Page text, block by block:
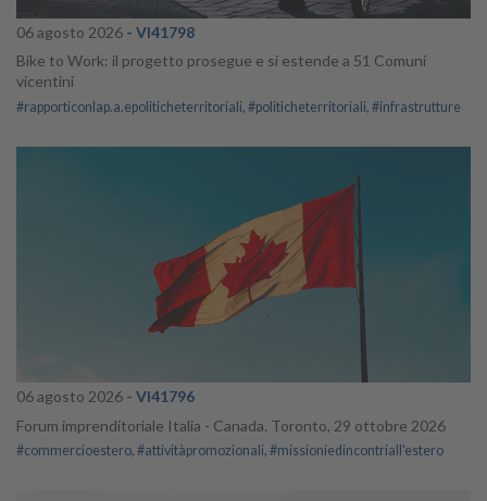
06 agosto 2026 - VI41798
Bike to Work: il progetto prosegue e si estende a 51 Comuni
vicentini
#rapporticonlap.a.epoliticheterritoriali #politicheterritoriali #infrastrutture
06 agosto 2026 - VI41796
Forum imprenditoriale Italia - Canada. Toronto, 29 ottobre 2026
#commercioestero #attivitàpromozionali #missioniedincontriall'estero